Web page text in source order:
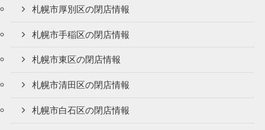
札幌市厚別区の閉店情報
札幌市手稲区の閉店情報
札幌市東区の閉店情報
札幌市清田区の閉店情報
札幌市白石区の閉店情報